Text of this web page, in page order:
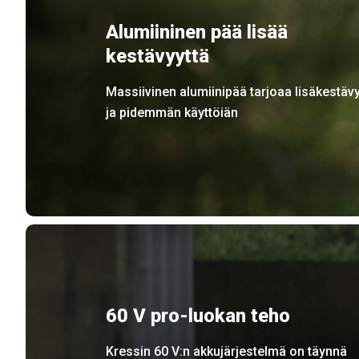
Alumiininen pää lisää
kestävyyttä
Massiivinen alumiinipää tarjoaa
ja pidemmän käyttöiän
60 V pro-luokan teho
Kressin 60 V:n akkujärjestelmä on täynnä